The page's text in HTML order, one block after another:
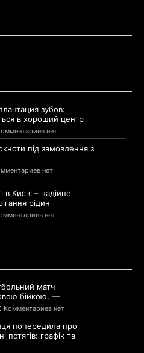
зубов:
в хороший центр
нет
під замовлення з
нет
в Києві – надійне
рідин
нет
матч
бійкою, —
Комментариев нет
попередила про
потягів: графік та